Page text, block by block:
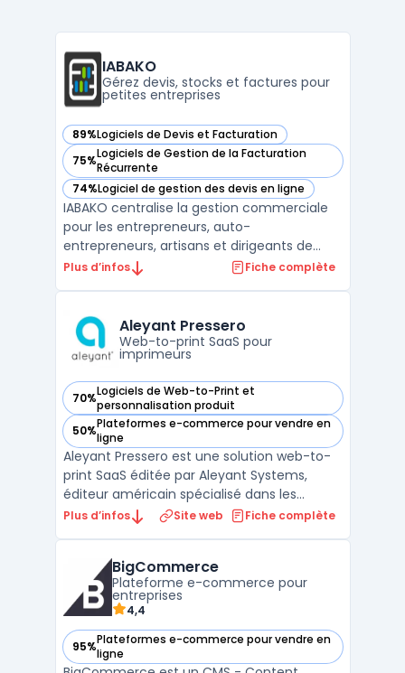
IABAKO
Gérez devis, stocks et factures pour
petites entreprises
89%Logiciels de Devis et Facturation
— voir IABAKO dans cette catégorie
75%Logiciels de Gestion de la Facturation
Récurrente
— voir IABAKO dans cette catégorie
74%Logiciel de gestion des devis en ligne
— voir IABAKO dans cette catégorie
IABAKO centralise la gestion commerciale
pour les entrepreneurs, auto-
entrepreneurs, artisans et dirigeants de
petites entreprises. Ce logiciel propose une
électronique, le suivi des achats et la
gestion des stocks. ...
Plus d’infos Fiche complète
Aleyant Pressero
Web-to-print SaaS pour
imprimeurs
70%Logiciels de Web-to-Print et
personnalisation produit
— voir Aleyant Pressero dans cette catégorie
50%Plateformes e-commerce pour vendre en
ligne
— voir Aleyant Pressero dans cette catégorie
Aleyant Pressero est une solution web-to-
print SaaS éditée par Aleyant Systems,
éditeur américain spécialisé dans les
logiciels pour imprimeurs. La plateforme
entièrement personnalisables, aussi bien
pour la vente B2B (p ...
Plus d’infos Site web Fiche complète
BigCommerce
Plateforme e-commerce pour
entreprises
4,4
95%Plateformes e-commerce pour vendre en
ligne
— voir BigCommerce dans cette catégorie